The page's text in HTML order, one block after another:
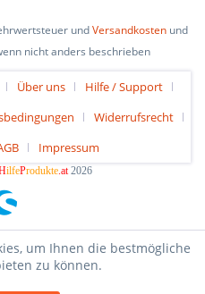
undVersandkostenund
nicht anders beschrieben
Über uns
Hilfe / Support
Widerrufsrecht
Impressum
ilfeProdukte.at2026
um Ihnen die bestmögliche
zu können.